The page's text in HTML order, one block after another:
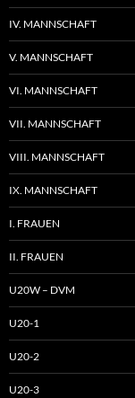
IV. MANNSCHAFT
V. MANNSCHAFT
VI. MANNSCHAFT
VII. MANNSCHAFT
VIII. MANNSCHAFT
IX. MANNSCHAFT
I. FRAUEN
II. FRAUEN
U20W – DVM
U20-1
U20-2
U20-3